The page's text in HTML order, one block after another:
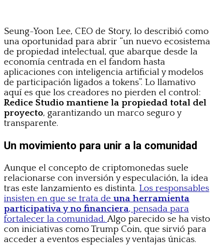
Seung-Yoon Lee, CEO de Story, lo describió como
una oportunidad para abrir “un nuevo ecosistema
de propiedad intelectual, que abarque desde la
economía centrada en el fandom hasta
aplicaciones con inteligencia artificial y modelos
de participación ligados a tokens”. Lo llamativo
aquí es que los creadores no pierden el control:
Redice Studio mantiene la propiedad total del
proyecto, garantizando un marco seguro y
transparente.
Un movimiento para unir a la comunidad
Aunque el concepto de criptomonedas suele
relacionarse con inversión y especulación, la idea
tras este lanzamiento es distinta. Los responsables
insisten en que se trata de una herramienta
participativa y no financiera, pensada para
fortalecer la comunidad. Algo parecido se ha visto
con iniciativas como Trump Coin, que sirvió para
acceder a eventos especiales y ventajas únicas.